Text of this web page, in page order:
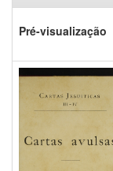
Pré-visualização